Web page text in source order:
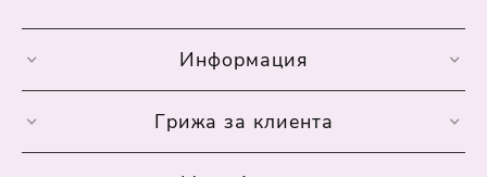
Информация
Грижа за клиента